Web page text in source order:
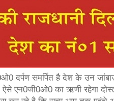
दर्पण समर्पित है देश के उन
एन0जी0ओ0 का ऋणी रहेगा